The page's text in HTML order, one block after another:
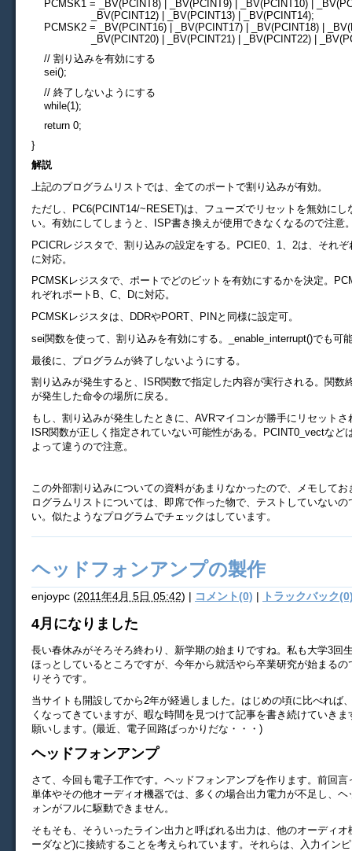
PCMSK1 = _BV(PCINT8) | _BV(PCINT9) | _BV(PCINT10) |
_BV(PCINT12) | _BV(PCINT13) | _BV(PCINT14);
PCMSK2 = _BV(PCINT16) | _BV(PCINT17) | _BV(PCINT18) |
_BV(PCINT20) | _BV(PCINT21) | _BV(PCINT22) |
// 割り込みを有効にする
sei();
// 終了しないようにする
while(1);
return 0;
}
解説
上記のプログラムリストでは、全てのポートで割り込みが有効。
ただし、PC6(PCINT14/~RESET)は、フューズでリセットを無効にし
い。有効にしてしまうと、ISP書き換えが使用できなくなるので注意
PCICRレジスタで、割り込みの設定をする。PCIE0、1、2は、それ
に対応。
PCMSKレジスタで、ポートでどのビットを有効にするかを決定。
れぞれポートB、C、Dに対応。
PCMSKレジスタは、DDRやPORT、PINと同様に設定可。
sei関数を使って、割り込みを有効にする。_enable_interrupt()でも可
最後に、プログラムが終了しないようにする。
割り込みが発生すると、ISR関数で指定した内容が実行される。関数
が発生した命令の場所に戻る。
もし、割り込みが発生したときに、AVRマイコンが勝手にリセット
ISR関数が正しく指定されていない可能性がある。PCINT0_vectなど
よって違うので注意。
この外部割り込みについての資料があまりなかったので、メモして
ログラムリストについては、即席で作った物で、テストしていない
い。似たようなプログラムでチェックはしています。
ヘッドフォンアンプの製作
enjoypc (2011年4月 5日 05:42) | コメント(0) | トラックバック
4月になりました
長い春休みがそろそろ終わり、新学期の始まりですね。私も大学3回
ほっとしているところですが、今年から就活やら卒業研究が始まるの
りそうです。
当サイトも開設してから2年が経過しました。はじめの頃に比べれば
くなってきていますが、暇な時間を見つけて記事を書き続けていき
願いします。(最近、電子回路ばっかりだな・・・)
ヘッドフォンアンプ
さて、今回も電子工作です。ヘッドフォンアンプを作ります。前回言
単体やその他オーディオ機器では、多くの場合出力電力が不足し、ヘ
ォンがフルに駆動できません。
そもそも、そういったライン出力と呼ばれる出力は、他のオーディオ
ーダなど)に接続することを考えられています。それらは、入力イン